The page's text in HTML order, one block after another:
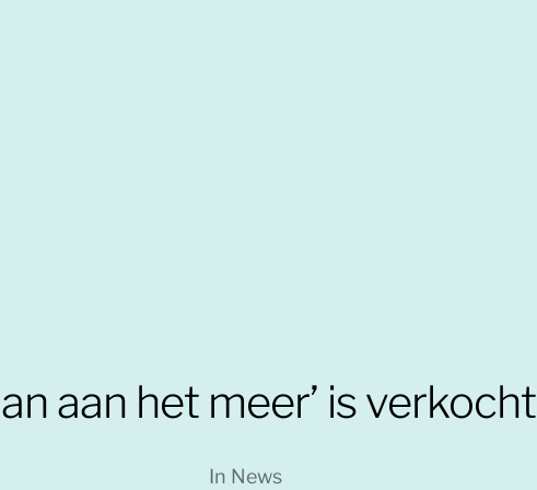
aan het meer’ is verkocht
In News